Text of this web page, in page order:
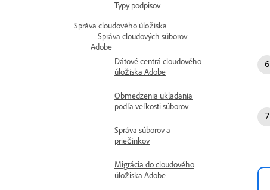
Typy podpisov
Správa cloudového úložiska
Správa cloudových súborov
Adobe
Dátové centrá cloudového
úložiska Adobe
Obmedzenia ukladania
podľa veľkosti súborov
Správa súborov a
priečinkov
Migrácia do cloudového
úložiska Adobe